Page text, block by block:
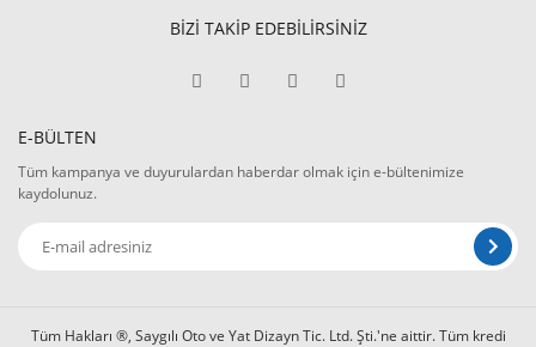
BİZİ TAKİP EDEBİLİRSİNİZ
E-BÜLTEN
Tüm kampanya ve duyurulardan haberdar olmak için e-bültenimize
kaydolunuz.
Tüm Hakları ®, Saygılı Oto ve Yat Dizayn Tic. Ltd. Şti.'ne aittir. Tüm kredi